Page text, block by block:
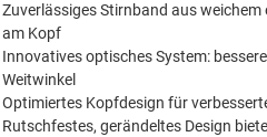
Zuverlässiges Stirnband aus
am Kopf
Innovatives optisches System:
Weitwinkel
Optimiertes Kopfdesign für
Rutschfestes, gerändeltes Design